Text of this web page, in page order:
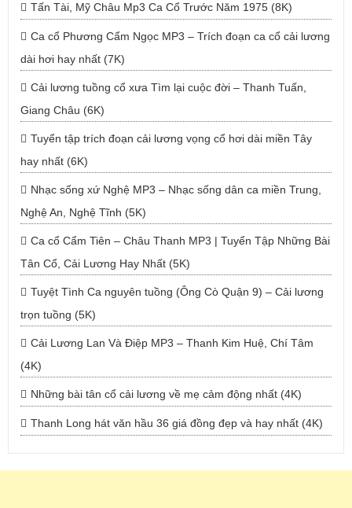
Tấn Tài, Mỹ Châu Mp3 Ca Cổ Trước Năm 1975 (8K)
Ca cổ Phương Cẩm Ngọc MP3 – Trích đoạn ca cổ cải lương
dài hơi hay nhất (7K)
Cải lương tuồng cổ xưa Tìm lại cuộc đời – Thanh Tuấn,
Giang Châu (6K)
Tuyển tập trích đoạn cải lương vọng cổ hơi dài miền Tây
hay nhất (6K)
Nhạc sống xứ Nghệ MP3 – Nhạc sống dân ca miền Trung,
Nghệ An, Nghệ Tĩnh (5K)
Ca cổ Cẩm Tiên – Châu Thanh MP3 | Tuyển Tập Những Bài
Tân Cổ, Cải Lương Hay Nhất (5K)
Tuyệt Tình Ca nguyên tuồng (Ông Cò Quận 9) – Cải lương
trọn tuồng (5K)
Cải Lương Lan Và Điệp MP3 – Thanh Kim Huệ, Chí Tâm
(4K)
Những bài tân cổ cải lương về mẹ cảm động nhất (4K)
Thanh Long hát văn hầu 36 giá đồng đẹp và hay nhất (4K)